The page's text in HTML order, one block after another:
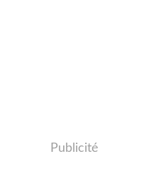
Publicité